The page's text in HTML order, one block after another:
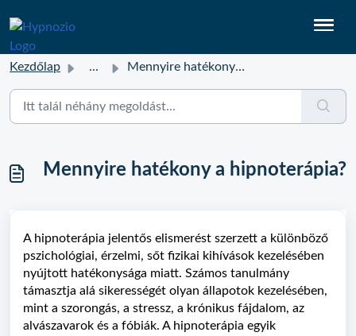
Kezdőlap ... Mennyire hatékony a hipnoterápia?
Mennyire hatékony a hipnoterápia?
A hipnoterápia jelentős elismerést szerzett a különböző
pszichológiai, érzelmi, sőt fizikai kihívások kezelésében
nyújtott hatékonysága miatt. Számos tanulmány
támasztja alá sikerességét olyan állapotok kezelésében,
mint a szorongás, a stressz, a krónikus fájdalom, az
alvászavarok és a fóbiák. A hipnoterápia egyik